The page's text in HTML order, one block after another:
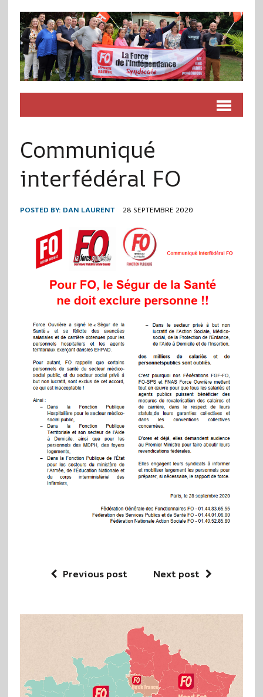
Communiqué
interfédéral FO
POSTED BY: DAN LAURENT 28 SEPTEMBRE 2020
Previous post Next post